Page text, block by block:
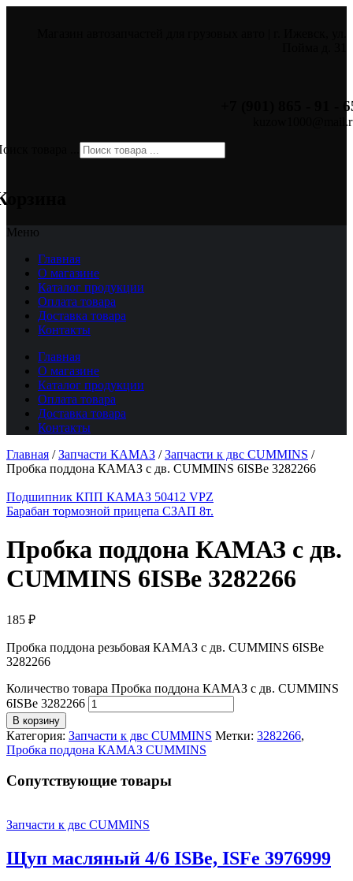
+7 (901) 865 - 91 -
товара ...
Меню
Главная
О магазине
Каталог продукции
Оплата товара
Доставка товара
Контакты
Главная
О магазине
Каталог продукции
Оплата товара
Доставка товара
Контакты
Главная / Запчасти КАМАЗ / Запчасти к двс CUMMINS /
Пробка поддона КАМАЗ с дв. CUMMINS 6ISBe 3282266
Подшипник КПП КАМАЗ 50412 VPZ
Барабан тормозной прицепа СЗАП 8т.
Пробка поддона КАМАЗ с дв.
CUMMINS 6ISBe 3282266
185 ₽
Пробка поддона резьбовая КАМАЗ с дв. CUMMINS 6ISBe
3282266
Количество товара Пробка поддона КАМАЗ с дв. CUMMINS
6ISBe 3282266
В корзину
Категория: Запчасти к двс CUMMINS Метки: 3282266,
Пробка поддона КАМАЗ CUMMINS
Cопутствующие товары
Запчасти к двс CUMMINS
Щуп масляный 4/6 ISBe, ISFe 3976999